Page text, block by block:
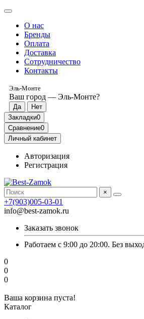
О нас
Бренды
Оплата
Доставка
Сотрудничество
Контакты
Эль-Монте
Ваш город — Эль-Монте?
Закладки0
Сравнение0
Личный кабинет
Авторизация
Регистрация
×
+7(903)005-03-01
info@best-zamok.ru
Заказать звонок
Работаем с 9:00 до 20:00. Без
0
0
0
Ваша корзина пуста!
Каталог